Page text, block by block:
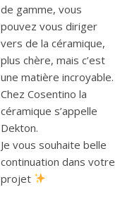
de gamme, vous
pouvez vous diriger
vers de la céramique,
plus chère, mais c’est
une matière incroyable.
Chez Cosentino la
céramique s’appelle
Dekton.
Je vous souhaite belle
continuation dans votre
projet